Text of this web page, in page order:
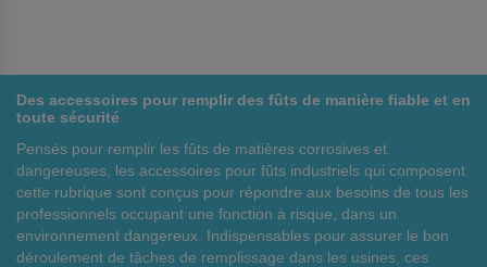
Des accessoires pour remplir des fûts de manière fiable et en
toute sécurité
Pensés pour remplir les fûts de matières corrosives et
dangereuses, les accessoires pour fûts industriels qui composent
cette rubrique sont conçus pour répondre aux besoins de tous les
professionnels occupant une fonction à risque, dans un
environnement dangereux. Indispensables pour assurer le bon
déroulement de tâches de remplissage dans les usines, ces